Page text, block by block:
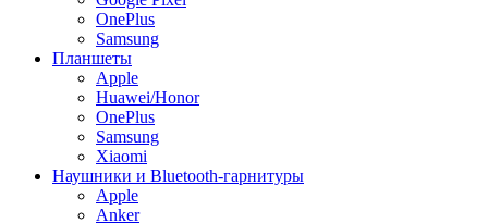
OnePlus
Samsung
Планшеты
Apple
Huawei/Honor
OnePlus
Samsung
Xiaomi
Наушники и Bluetooth-гарнитуры
Apple
Anker